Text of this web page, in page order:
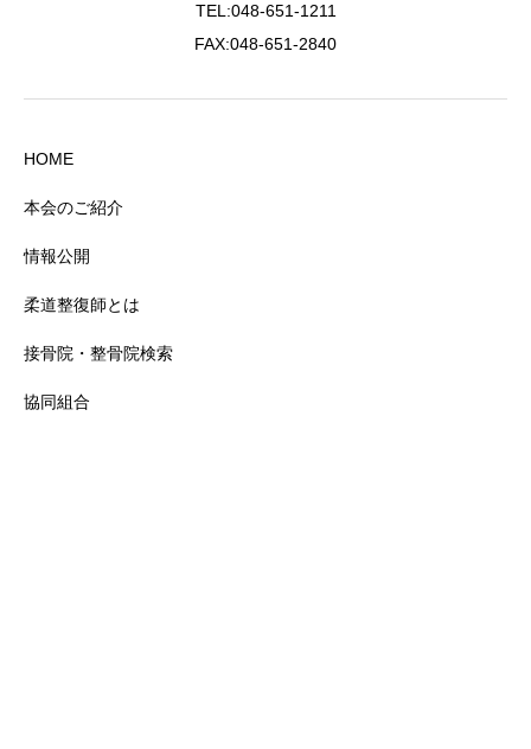
TEL:048-651-1211
FAX:048-651-2840
HOME
本会のご紹介
情報公開
柔道整復師とは
接骨院・整骨院検索
協同組合